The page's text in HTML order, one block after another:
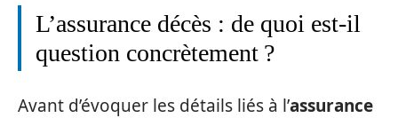
L’assurance décès : de quoi est-il
question concrètement ?
Avant d’évoquer les détails liés à l’assurance